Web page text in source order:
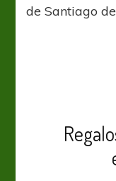
de Santiago